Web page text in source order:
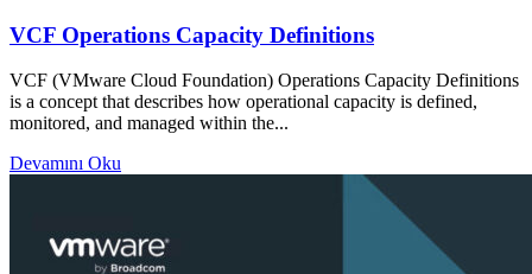
VCF Operations Capacity Definitions
VCF (VMware Cloud Foundation) Operations Capacity Definitions
is a concept that describes how operational capacity is defined,
monitored, and managed within the...
Devamını Oku